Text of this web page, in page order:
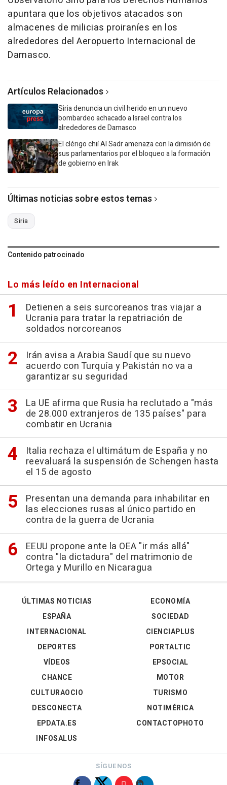
apuntara que los objetivos atacados son
almacenes de milicias proiraníes en los
alrededores del Aeropuerto Internacional de
Damasco.
Artículos Relacionados
Siria denuncia un civil herido en un nuevo
bombardeo achacado a Israel contra los
alrededores de Damasco
El clérigo chií Al Sadr amenaza con la dimisión de
sus parlamentarios por el bloqueo a la formación
de gobierno en Irak
Últimas noticias sobre estos temas
Siria
Contenido patrocinado
Lo más leído en Internacional
Detienen a seis surcoreanos tras viajar a
Ucrania para tratar la repatriación de
soldados norcoreanos
Irán avisa a Arabia Saudí que su nuevo
acuerdo con Turquía y Pakistán no va a
garantizar su seguridad
La UE afirma que Rusia ha reclutado a "más
de 28.000 extranjeros de 135 países" para
combatir en Ucrania
Italia rechaza el ultimátum de España y no
reevaluará la suspensión de Schengen hasta
el 15 de agosto
Presentan una demanda para inhabilitar en
las elecciones rusas al único partido en
contra de la guerra de Ucrania
EEUU propone ante la OEA "ir más allá"
contra "la dictadura" del matrimonio de
Ortega y Murillo en Nicaragua
ÚLTIMAS NOTICIAS
ESPAÑA
INTERNACIONAL
DEPORTES
VÍDEOS
ECONOMÍA
SOCIEDAD
CIENCIAPLUS
PORTALTIC
EPSOCIAL
CHANCE
CULTURAOCIO
DESCONECTA
EPDATA.ES
INFOSALUS
MOTOR
TURISMO
NOTIMÉRICA
CONTACTOPHOTO
SÍGUENOS